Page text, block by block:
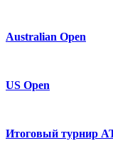
Australian Open
US Open
Итоговый турнир